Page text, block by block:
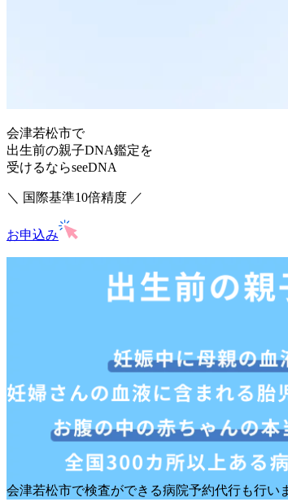
会津若松市で
出生前の親子DNA鑑定を
受けるならseeDNA
＼ 国際基準10倍精度 ／
お申込み
会津若松市で検査ができる病院予約代行も行い